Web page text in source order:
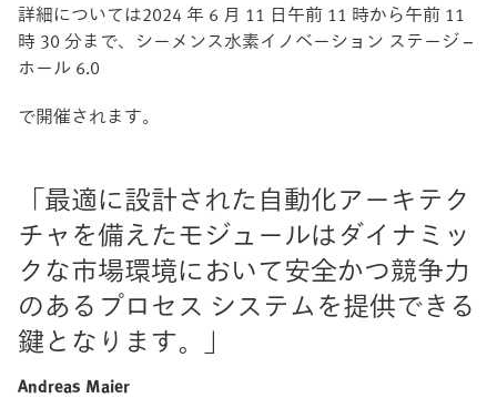
詳細については2024 年 6 月 11 日午前 11 時から午前 11
時 30 分まで、シーメンス水素イノベーション ステージ –
ホール 6.0
で開催されます。
「最適に設計された自動化アーキテク
チャを備えたモジュールはダイナミッ
クな市場環境において安全かつ競争力
のあるプロセス システムを提供できる
鍵となります。」
Andreas Maier